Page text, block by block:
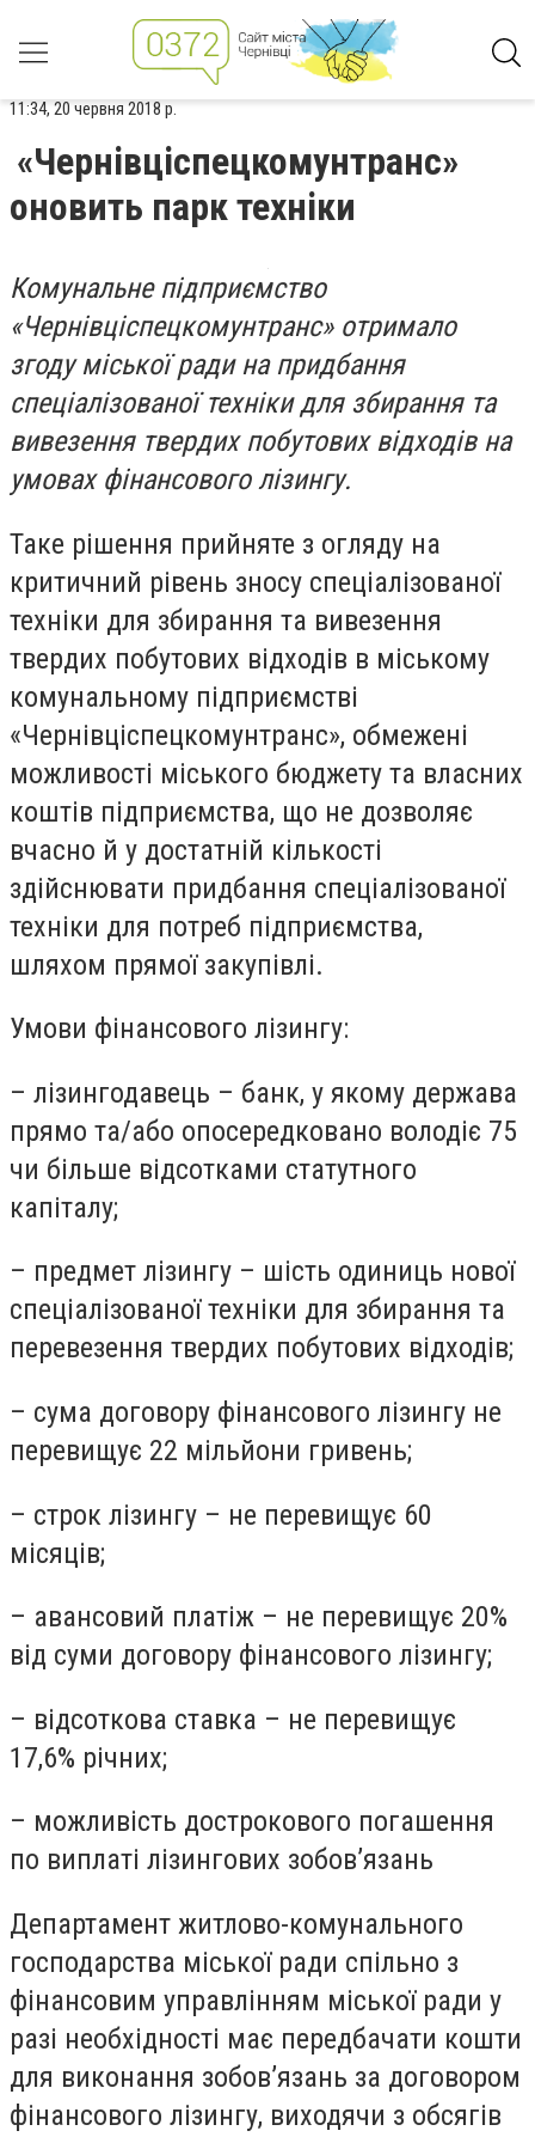
11:34, 20 червня 2018 р.
«Чернівціспецкомунтранс»
оновить парк техніки
Комунальне підприємство
«Чернівціспецкомунтранс» отримало
згоду міської ради на придбання
спеціалізованої техніки для збирання та
вивезення твердих побутових відходів на
умовах фінансового лізингу.
Таке рішення прийняте з огляду на
критичний рівень зносу спеціалізованої
техніки для збирання та вивезення
твердих побутових відходів в міському
комунальному підприємстві
«Чернівціспецкомунтранс», обмежені
можливості міського бюджету та власних
коштів підприємства, що не дозволяє
вчасно й у достатній кількості
здійснювати придбання спеціалізованої
техніки для потреб підприємства,
шляхом прямої закупівлі.
Умови фінансового лізингу:
– лізингодавець – банк, у якому держава
прямо та/або опосередковано володіє 75
чи більше відсотками статутного
капіталу;
– предмет лізингу – шість одиниць нової
спеціалізованої техніки для збирання та
перевезення твердих побутових відходів;
– сума договору фінансового лізингу не
перевищує 22 мільйони гривень;
– строк лізингу – не перевищує 60
місяців;
– авансовий платіж – не перевищує 20%
від суми договору фінансового лізингу;
– відсоткова ставка – не перевищує
17,6% річних;
– можливість дострокового погашення
по виплаті лізингових зобов’язань
Департамент житлово-комунального
господарства міської ради спільно з
фінансовим управлінням міської ради у
разі необхідності має передбачати кошти
для виконання зобов’язань за договором
фінансового лізингу, виходячи з обсягів